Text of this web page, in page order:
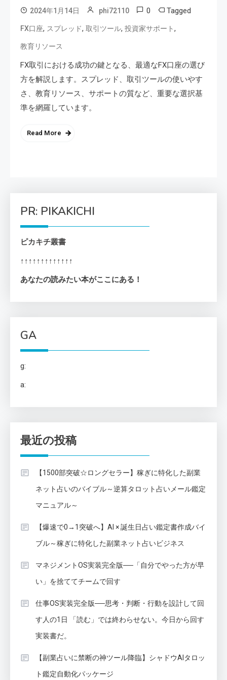
2024年1月14日 phi72110 0 Tagged
FX口座, スプレッド, 取引ツール, 投資家サポート,
教育リソース
FX取引における成功の鍵となる、最適なFX口座の選び
方を解説します。スプレッド、取引ツールの使いやす
さ、教育リソース、サポートの質など、重要な選択基
準を網羅しています。
Read More
PR: PIKAKICHI
ピカキチ叢書
↑↑↑↑↑↑↑↑↑↑↑↑↑
あなたの読みたい本がここにある！
GA
g:
a:
最近の投稿
【1500部突破☆ロングセラー】稼ぎに特化した副業
ネット占いのバイブル～逆算タロット占いメール鑑定
マニュアル～
【爆速で0→1突破へ】AI × 誕生日占い鑑定書作成バイ
ブル～稼ぎに特化した副業ネット占いビジネス
マネジメントOS実装完全版──「自分でやった方が早
い」を捨ててチームで回す
仕事OS実装完全版──思考・判断・行動を設計して回
す人の1日 「読む」では終わらせない。今日から回す
実装書だ。
【副業占いに禁断の神ツール降臨】シャドウAIタロッ
ト鑑定自動化パッケージ